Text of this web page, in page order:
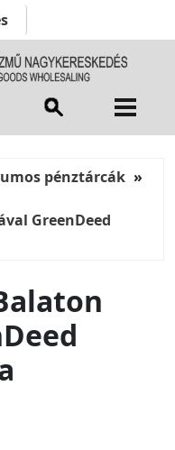
pénztárcák
GreenDeed